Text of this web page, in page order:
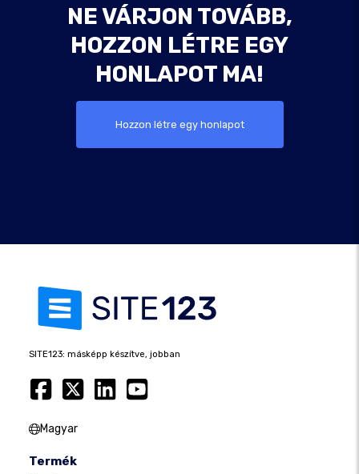
NE VÁRJON TOVÁBB,
HOZZON LÉTRE EGY
HONLAPOT MA!
Hozzon létre egy honlapot
SITE123: másképp készítve, jobban
Magyar
Termék